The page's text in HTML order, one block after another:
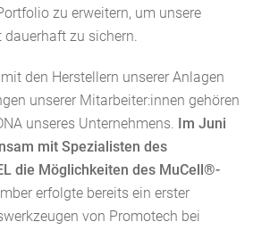
zu erweitern, um unsere
zu sichern.
den Herstellern unserer Anlagen
unserer Mitarbeiter:innen gehören
unseres Unternehmens. Im Juni
mit Spezialisten des
die Möglichkeiten des MuCell®-
erfolgte bereits ein erster
von Promotech bei